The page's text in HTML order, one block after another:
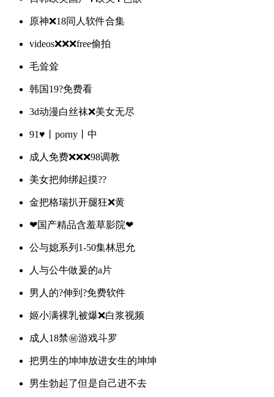
原神❌18同人软件合集
videos❌❌❌free偷拍
毛耸耸
韩国19?️免费看
3d动漫白丝袜❌美女无尽
91♥️丨porny丨中
成人免费❌❌❌98调教
美女把帅绑起摸??
金把格瑞扒开腿狂❌黄
❤国产精品含羞草影院❤
公与媳系列1-50集林思允
人与公牛做爰的a片
男人的?伸到?免费软件
姬小满裸乳被爆❌白浆视频
成人18禁㊙️游戏斗罗
把男生的坤坤放进女生的坤坤
男生勃起了但是自己进不去